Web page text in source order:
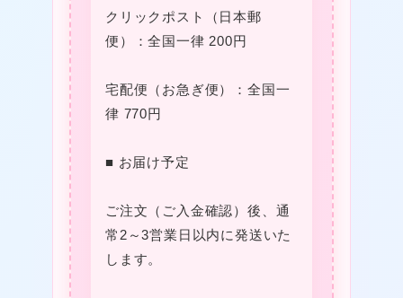
クリックポスト（日本郵
便）：全国一律 200円
宅配便（お急ぎ便）：全国一
律 770円
■ お届け予定
ご注文（ご入金確認）後、通
常2～3営業日以内に発送いた
します。